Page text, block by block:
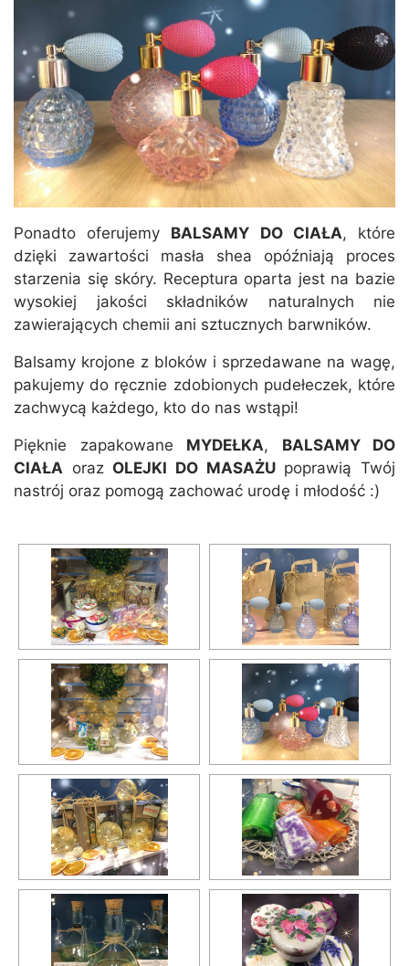
Ponadto oferujemy BALSAMY DO CIAŁA, które
dzięki zawartości masła shea opóźniają proces
starzenia się skóry. Receptura oparta jest na bazie
wysokiej jakości składników naturalnych nie
zawierających chemii ani sztucznych barwników.
Balsamy krojone z bloków i sprzedawane na wagę,
pakujemy do ręcznie zdobionych pudełeczek, które
zachwycą każdego, kto do nas wstąpi!
Pięknie zapakowane MYDEŁKA, BALSAMY DO
CIAŁA oraz OLEJKI DO MASAŻUpoprawią Twój
nastrój oraz pomogą zachować urodę i młodość :)